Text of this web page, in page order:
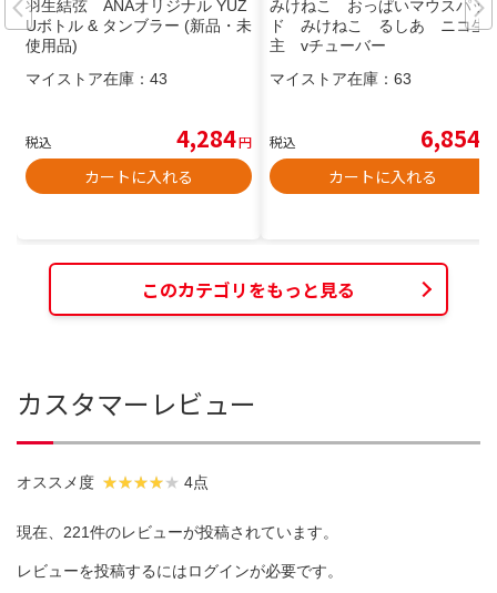
羽生結弦 ANAオリジナル YUZ
Uボトル & タンブラー (新品・未
使用品)
マイストア在庫： 43
税込 4,284円
カートに入れる
みけねこ おっぱいマウスパッ
ド みけねこ るしあ ニコ生
主 vチューバー
マイストア在庫： 63
税込 6,854
カートに入れる
このカテゴリをもっと見る
カスタマーレビュー
オススメ度 4点
現在、221件のレビューが投稿されています。
レビューを投稿するにはログインが必要です。